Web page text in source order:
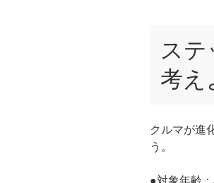
ス
考え
クルマが進
う。